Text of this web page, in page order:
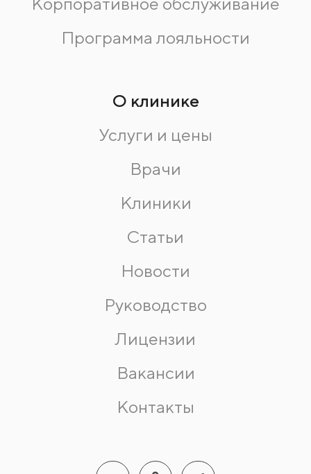
Программа лояльности
О клинике
Услуги и цены
Врачи
Клиники
Статьи
Новости
Руководство
Лицензии
Вакансии
Контакты